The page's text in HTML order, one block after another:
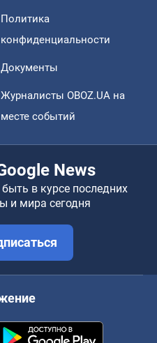
Политика
конфиденциальности
Документы
Журналисты OBOZ.UA на
месте событий
News
в курсе последних
и мира сегодня